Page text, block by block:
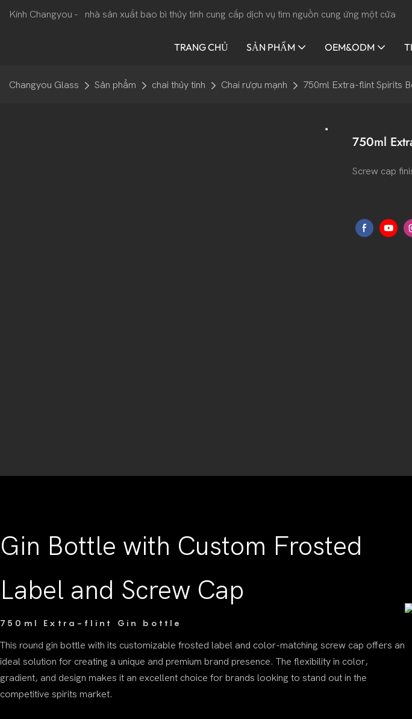
Kính Changyou - nhà sản xuất bao bì thủy tinh cung cấp dịch vụ tìm nguồn cung ứng một cửa
TRANG CHỦ SẢN PHẨM OEM&ODM
Changyou Glass Sản phẩm chai thủy tinh Chai rượu mạnh 750ml Extra-flint Spirits
750ml
Screw cap
Gin Bottle with Custom Frosted
Label and Screw Cap
750ml Extra-flint Gin bottle
This round gin bottle with its customizable frosted label and color-matching screw cap offers an
ideal solution for creating a unique and premium brand presence. The flexibility in color,
gradient, and design makes it an excellent choice for brands looking to stand out in the
competitive spirits market.